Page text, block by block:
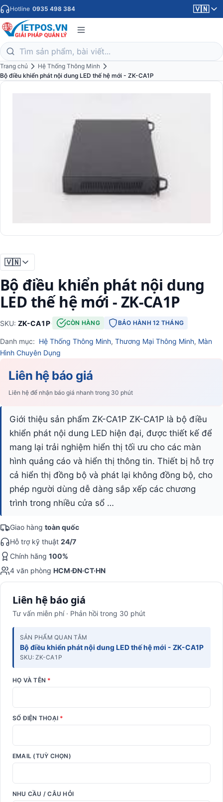
Hotline 0935 498 384 🇻🇳
Trang chủ
Hệ Thống Thông Minh
Bộ điều khiển phát nội dung LED thế hệ mới - ZK-CA1P
🇻🇳
Bộ điều khiển phát nội dung
LED thế hệ mới - ZK-CA1P
SKU: ZK-CA1P· CÒN HÀNG BẢO HÀNH 12 THÁNG
Danh mục: Hệ Thống Thông Minh, Thương Mại Thông Minh, Màn
Hình Chuyên Dụng
Liên hệ báo giá
Liên hệ để nhận báo giá nhanh trong 30 phút
Giới thiệu sản phẩm ZK-CA1P ZK-CA1P là bộ điều
khiển phát nội dung LED hiện đại, được thiết kế để
mang lại trải nghiệm hiển thị tối ưu cho các màn
hình quảng cáo và hiển thị thông tin. Thiết bị hỗ trợ
cả hiển thị đồng bộ và phát lại không đồng bộ, cho
phép người dùng dễ dàng sắp xếp các chương
trình trong nhiều cửa sổ …
Giao hàng toàn quốc
Hỗ trợ kỹ thuật 24/7
Chính hãng 100%
4 văn phòng HCM·ĐN·CT·HN
Liên hệ báo giá
Tư vấn miễn phí · Phản hồi trong 30 phút
SẢN PHẨM QUAN TÂM
Bộ điều khiển phát nội dung LED thế hệ mới - ZK-CA1P
SKU: ZK-CA1P
HỌ VÀ TÊN *
SỐ ĐIỆN THOẠI *
EMAIL (TUỲ CHỌN)
NHU CẦU / CÂU HỎI